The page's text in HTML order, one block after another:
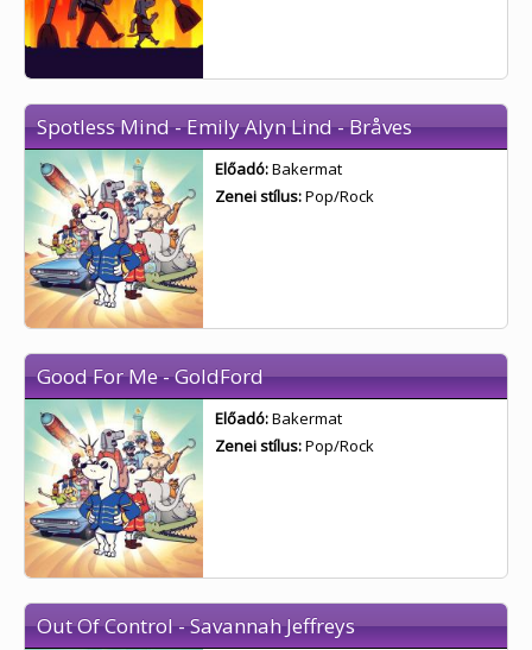
Spotless Mind - Emily Alyn Lind - Bråves
Előadó:Bakermat
Zenei stílus:Pop/Rock
Good For Me - GoldFord
Előadó:Bakermat
Zenei stílus:Pop/Rock
Out Of Control - Savannah Jeffreys